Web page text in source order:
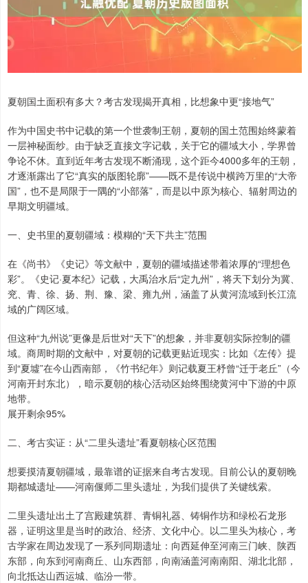
夏朝国土面积有多大？考古发现揭开真相，比想象中更“接地气”
作为中国史书中记载的第一个世袭制王朝，夏朝的国土范围始终蒙着
一层神秘面纱。由于缺乏直接文字记载，关于它的疆域大小，学界曾
争论不休。直到近年考古发现不断涌现，这个距今4000多年的王朝，
才逐渐露出了它“真实的版图轮廓”——既不是传说中横跨万里的“大帝
国”，也不是局限于一隅的“小部落”，而是以中原为核心、辐射周边的
早期文明疆域。
一、史书里的夏朝疆域：模糊的“天下共主”范围
在《尚书》《史记》等文献中，夏朝的疆域描述带着浓厚的“理想色
彩”。《史记·夏本纪》记载，大禹治水后“定九州”，将天下划分为冀、
兖、青、徐、扬、荆、豫、梁、雍九州，涵盖了从黄河流域到长江流
域的广阔区域。
但这种“九州说”更像是后世对“天下”的想象，并非夏朝实际控制的疆
域。商周时期的文献中，对夏朝的记载更贴近现实：比如《左传》提
到“夏墟”在今山西南部，《竹书纪年》则记载夏王杼曾“迁于老丘”（今
河南开封东北），暗示夏朝的核心活动区始终围绕黄河中下游的中原
地带。
展开剩余95%
二、考古实证：从“二里头遗址”看夏朝核心区范围
想要摸清夏朝疆域，最靠谱的证据来自考古发现。目前公认的夏朝晚
期都城遗址——河南偃师二里头遗址，为我们提供了关键线索。
二里头遗址出土了宫殿建筑群、青铜礼器、铸铜作坊和绿松石龙形
器，证明这里是当时的政治、经济、文化中心。以二里头为核心，考
古学家在周边发现了一系列同期遗址：向西延伸至河南三门峡、陕西
东部，向东到河南商丘、山东西部，向南涵盖河南南阳、湖北北部，
向北抵达山西运城、临汾一带。